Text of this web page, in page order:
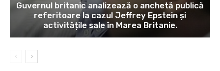
Guvernul britanic analizează o anchetă publică
referitoare la cazul Jeffrey Epstein și
activitățile sale în Marea Britanie.